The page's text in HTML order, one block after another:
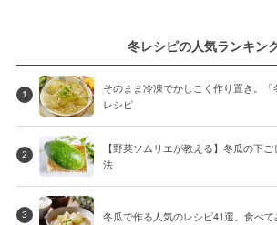
冬レシピの人気ランキン
1
そのまま冷凍でかしこく作り置き。
レシピ
2
【野菜ソムリエが教える】冬瓜の下
法
3 冬瓜で作る人気のレシピ41選。食べて